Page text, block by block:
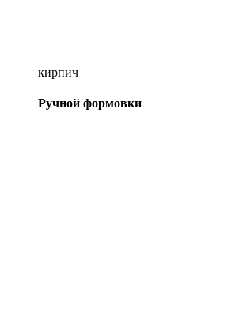
кирпич
Ручной формовки